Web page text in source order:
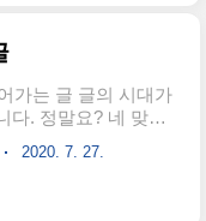
은 대부분 담임목
진 것입니다. 칼럼
의해 봅시다. 신문,
또는 그 기고란. 주로
해만으로 정확한 뜻
가는 글 글의 시대가
다. 정말요? 네 맞습
니다. 이미 도태한 것
각하시는 분들도 많
비해 글은 여러 면에
부분이 있습니다.
2020. 7. 27.